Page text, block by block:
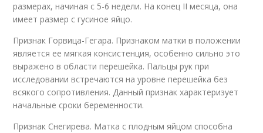
размерах, начиная с 5-6 недели. На конец II месяца, она
имеет размер с гусиное яйцо.
Признак Горвица-Гегара. Признаком матки в положении
является ее мягкая консистенция, особенно сильно это
выражено в области перешейка. Пальцы рук при
исследовании встречаются на уровне перешейка без
всякого сопротивления. Данный признак характеризует
начальные сроки беременности.
Признак Снегирева. Матка с плодным яйцом способна